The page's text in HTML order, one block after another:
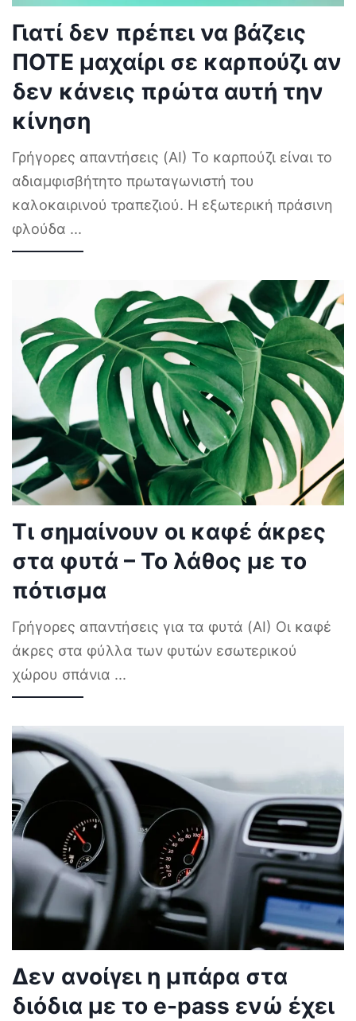
Γιατί δεν πρέπει να βάζεις
ΠΟΤΕ μαχαίρι σε καρπούζι αν
δεν κάνεις πρώτα αυτή την
κίνηση
Γρήγορες απαντήσεις (AI) Το καρπούζι είναι το
αδιαμφισβήτητο πρωταγωνιστή του
καλοκαιρινού τραπεζιού. Η εξωτερική πράσινη
φλούδα ...
Τι σημαίνουν οι καφέ άκρες
στα φυτά – Το λάθος με το
πότισμα
Γρήγορες απαντήσεις για τα φυτά (AI) Οι καφέ
άκρες στα φύλλα των φυτών εσωτερικού
χώρου σπάνια ...
Δεν ανοίγει η μπάρα στα
διόδια με το e-pass ενώ έχει